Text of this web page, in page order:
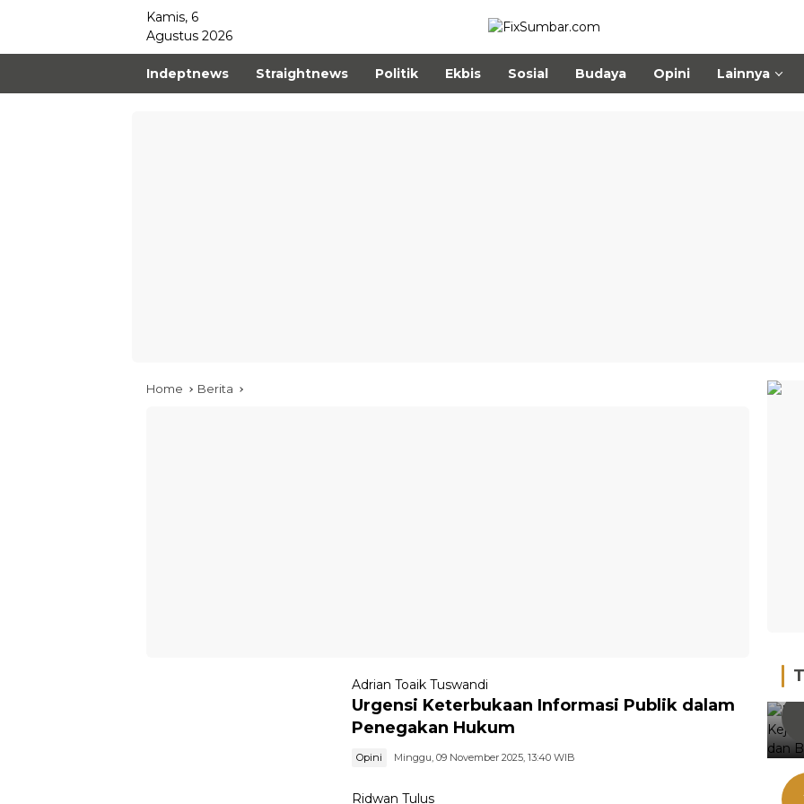
Kamis, 6
Agustus 2026
Indeptnews Straightnews Politik Ekbis Sosial Budaya Opini Lainnya
Home Berita
Adrian Toaik Tuswandi
Urgensi Keterbukaan Informasi Publik dalam
Penegakan Hukum
Opini Minggu, 09 November 2025, 13:40 WIB
Ridwan Tulus